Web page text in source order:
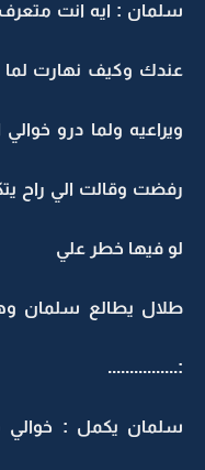
سلمان : ايه انت
عندك وكيف نهارت لما
ويراعيه ولما درو
رفضت وقالت الي راح
لو فيها خطر علي
طلال يطالع سلمان
:................
سلمان يكمل : خوالي